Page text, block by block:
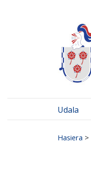
Udala
Hasiera >